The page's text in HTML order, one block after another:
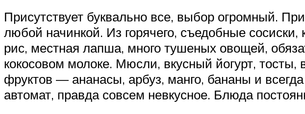
Присутствует буквально все, выбор огромный.
любой начинкой. Из горячего, съедобные
рис, местная лапша, много тушеных овощей,
кокосовом молоке. Мюсли, вкусный йогурт,
фруктов — ананасы, арбуз, манго, бананы и
автомат, правда совсем невкусное. Блюда